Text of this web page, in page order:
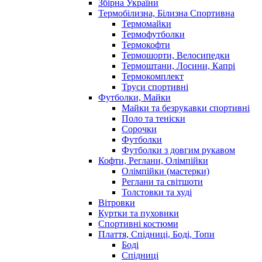
Збірна України
Термобілизна, Білизна Спортивна
Термомайки
Термофутболки
Термокофти
Термошорти, Велосипедки
Термоштани, Лосини, Капрі
Термокомплект
Труси спортивні
Футболки, Майки
Майки та безрукавки спортивні
Поло та теніски
Сорочки
Футболки
Футболки з довгим рукавом
Кофти, Реглани, Олімпійки
Олімпійки (мастерки)
Реглани та світшоти
Толстовки та худі
Вітровки
Куртки та пуховики
Спортивні костюми
Плаття, Спідниці, Боді, Топи
Боді
Спідниці